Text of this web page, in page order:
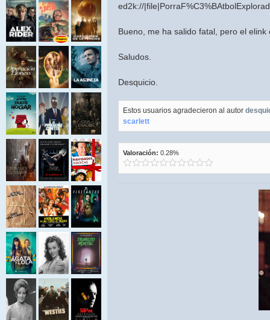
ed2k://
Bueno, me ha salido fatal, pero el elink
Saludos.
Desquicio.
Estos usuarios agradecieron al autor
scarlett
Valoración: 0.28%